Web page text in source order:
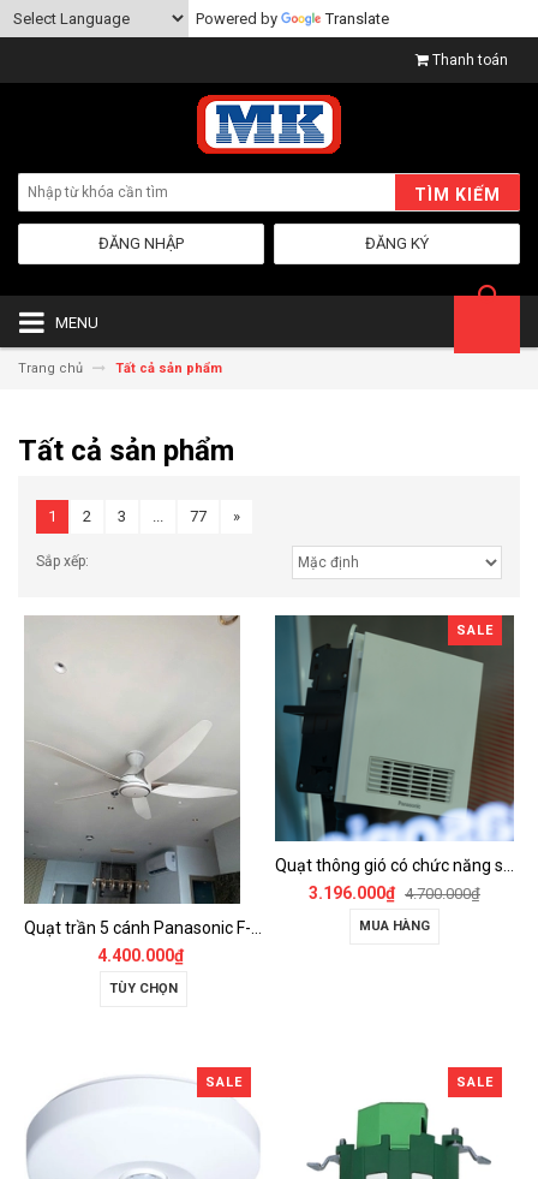
Powered by Translate
Thanh toán
TÌM KIẾM
ĐĂNG KÝ
ĐĂNG NHẬP
MENU
Trang chủ Tất cả sản phẩm
Tất cả sản phẩm
Sắp xếp:
1 2 3 ... 77 »
4.400.000₫
TÙY CHỌN
SALE
Quạt thông gió có chức năng sưởi ấm, dùng cho phòng tắm - FV-30BZ1
3.196.000₫ 4.700.000₫
MUA HÀNG
SALE SALE